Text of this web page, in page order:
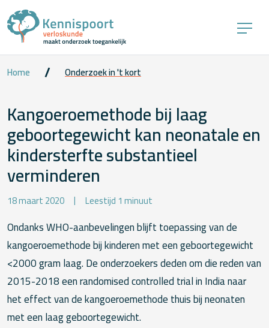
Home Onderzoek in 't kort
Kangoeroemethode bij laag
geboortegewicht kan neonatale en
kindersterfte substantieel
verminderen
18 maart 2020 Leestijd 1 minuut
Ondanks WHO-aanbevelingen blijft toepassing van de
kangoeroemethode bij kinderen met een geboortegewicht
<2000 gram laag. De onderzoekers deden om die reden van
2015-2018 een randomised controlled trial in India naar
het effect van de kangoeroemethode thuis bij neonaten
met een laag geboortegewicht.